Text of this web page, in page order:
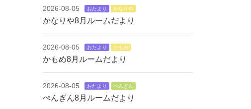
2026-08-05 おたより かなりや
かなりや8月ルームだより
2026-08-05 おたより かもめ
かもめ8月ルームだより
2026-08-05 おたより ぺんぎん
ぺんぎん8月ルームだより